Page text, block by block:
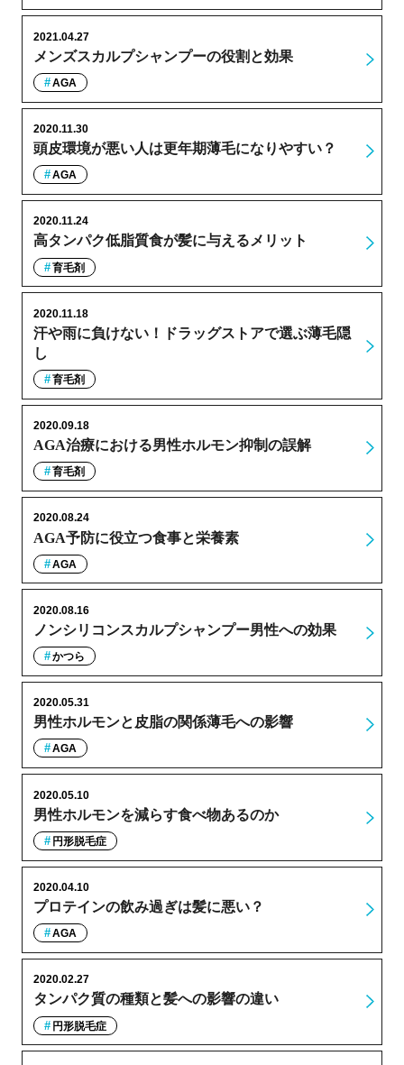
メンズスカルプシャンプーの役割と効果
2021.04.27
AGA
頭皮環境が悪い人は更年期薄毛になりやすい？
2020.11.30
AGA
高タンパク低脂質食が髪に与えるメリット
2020.11.24
育毛剤
汗や雨に負けない！ドラッグストアで選ぶ薄毛隠
し
2020.11.18
育毛剤
AGA治療における男性ホルモン抑制の誤解
2020.09.18
育毛剤
AGA予防に役立つ食事と栄養素
2020.08.24
AGA
ノンシリコンスカルプシャンプー男性への効果
2020.08.16
かつら
男性ホルモンと皮脂の関係薄毛への影響
2020.05.31
AGA
男性ホルモンを減らす食べ物あるのか
2020.05.10
円形脱毛症
プロテインの飲み過ぎは髪に悪い？
2020.04.10
AGA
タンパク質の種類と髪への影響の違い
2020.02.27
円形脱毛症